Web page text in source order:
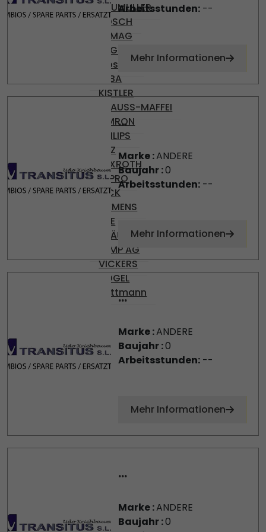
BAUMULLER
BOSCH
DEMAG
ENGEL
Gossen
KEBA
KISTLER
KRAUSS-MAFFEI
OMRON
PHILIPS
PILZ
REXROTH
SEPRO
SICK
SIEMENS
SKE
STÄUBLI
TEMP AG
VICKERS
VOGEL
Wittmann
Arbeitsstunden:--
Mehr Informationen
...
Marke :ANDERE
Baujahr :0
Arbeitsstunden:--
Mehr Informationen
...
Marke :ANDERE
Baujahr :0
Arbeitsstunden:--
Mehr Informationen
...
Marke :ANDERE
Baujahr :0